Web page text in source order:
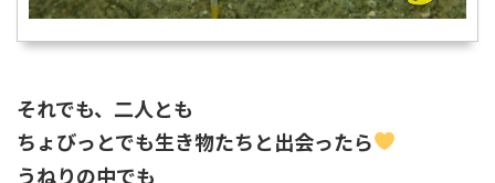
それでも、二人とも
ちょびっとでも生き物たちと出会ったら
うねりの中でも